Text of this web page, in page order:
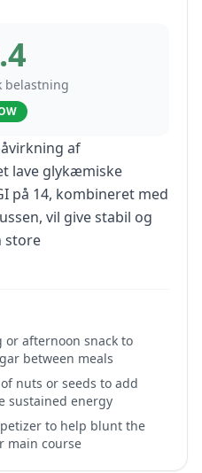
belastning
af
lave glykæmiske
på 14, kombineret med
vil give stabil og
store
or afternoon snack to
between meals
nuts or seeds to add
sustained energy
to help blunt the
main course